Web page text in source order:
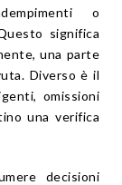
o
significa
una parte
Diverso è il
omissioni
una verifica
decisioni